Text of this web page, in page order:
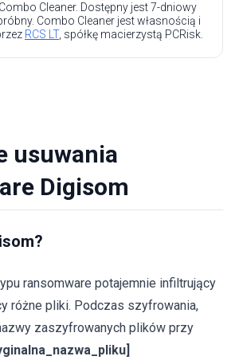
Cleaner. Dostępny jest 7-dniowy
Combo Cleaner jest własnością i
RCS LT, spółkę macierzystą PCRisk.
usuwania
Digisom
ransomware potajemnie infiltrujący
różne pliki. Podczas szyfrowania,
zaszyfrowanych plików przy